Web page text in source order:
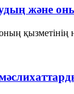
және